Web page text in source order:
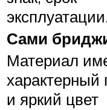
Сами
Материал
характерный
и яркий цвет